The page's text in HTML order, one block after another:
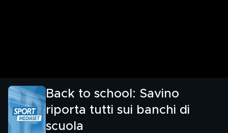
Back to school: Savino
riporta tutti sui banchi di
scuola